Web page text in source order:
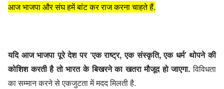
आज भाजपा और संघ हमें बांट कर राज करना चाहते हैं.
यदि आज भाजपा पूरे देश पर ‘एक राष्ट्र, एक संस्कृति, एक धर्म’ थोपने की
कोशिश करती है तो भारत के बिखरने का खतरा मौजूद हो जाएगा. विविधता
का सम्मान करने से एकजुटता में मदद मिलती है.